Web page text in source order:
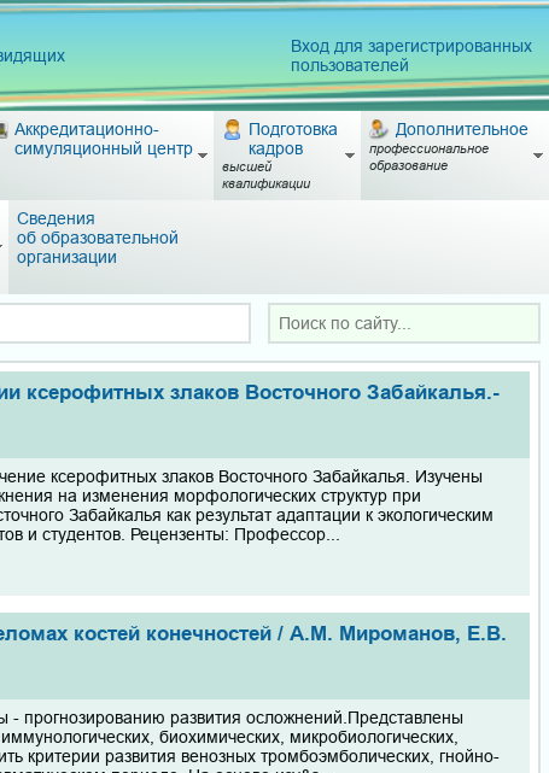
Вход для зарегистрированных
пользователей
Аккредитационно-
симуляционный центр
Подготовка
кадров
высшей
квалификации
Дополнительное
профессиональное
образование
Сведения
об образовательной
организации
ксерофитных злаков Восточного Забайкалья.-
ксерофитных злаков Восточного Забайкалья. Изучены
на изменения морфологических структур при
Забайкалья как результат адаптации к экологическим
и студентов. Рецензенты: Профессор...
костей конечностей / A.M. Мироманов, Е.В.
развития осложнений.Представлены
биохимических, микробиологических,
критерии развития ве­нозных тромбоэмболических, гнойно-